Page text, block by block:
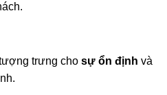
trưng cho sự ổn định và